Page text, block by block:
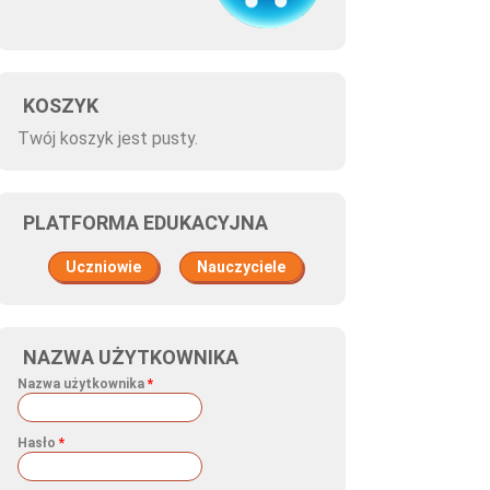
KOSZYK
Twój koszyk jest pusty.
PLATFORMA EDUKACYJNA
Uczniowie Nauczyciele
NAZWA UŻYTKOWNIKA
Nazwa użytkownika *
Hasło *